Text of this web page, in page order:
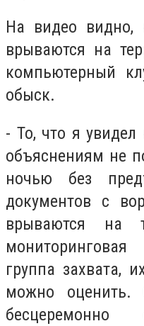
На видео видно,
врываются на
компьютерный
обыск.
- То, что я
объяснениям не
ночью без
документов с
врываются на
группа захвата,
можно оценить.